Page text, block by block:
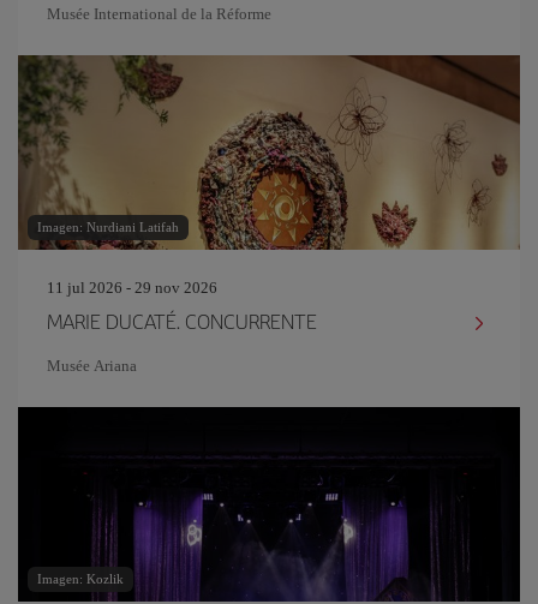
Musée International de la Réforme
Imagen: Nurdiani Latifah
11 jul 2026 - 29 nov 2026
MARIE DUCATÉ. CONCURRENTE
Musée Ariana
Imagen: Kozlik